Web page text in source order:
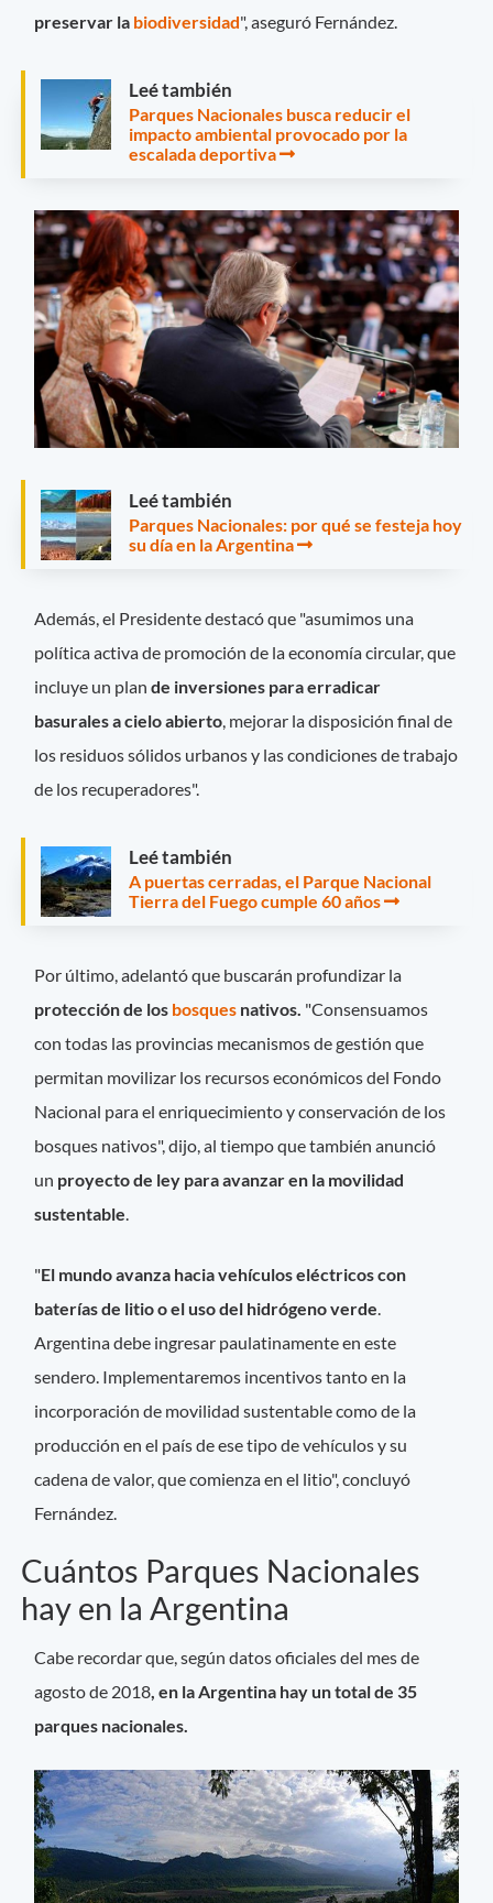
preservar la biodiversidad", aseguró Fernández.
Leé también
Parques Nacionales busca reducir el
impacto ambiental provocado por la
escalada deportiva
Leé también
Parques Nacionales: por qué se festeja hoy
su día en la Argentina
Además, el Presidente destacó que "asumimos una
política activa de promoción de la economía circular, que
incluye un plande inversiones para erradicar
basurales a cielo abierto , mejorar la disposición final de
los residuos sólidos urbanos y las condiciones de trabajo
de los recuperadores".
Leé también
A puertas cerradas, el Parque Nacional
Tierra del Fuego cumple 60 años
Por último, adelantó que buscarán profundizar la
protección de los bosques nativos. "Consensuamos
con todas las provincias mecanismos de gestión que
permitan movilizar los recursos económicos del Fondo
Nacional para el enriquecimiento y conservación de los
bosques nativos", dijo, al tiempo que también anunció
un proyecto de ley para avanzar en la movilidad
sustentable.
"El mundo avanza hacia vehículos eléctricos con
baterías de litio o el uso del hidrógeno verde.
Argentina debe ingresar paulatinamente en este
sendero. Implementaremos incentivos tanto en la
incorporación de movilidad sustentable como de la
producción en el país de ese tipo de vehículos y su
cadena de valor, que comienza en el litio", concluyó
Fernández.
Cuántos Parques Nacionales
hay en la Argentina
Cabe recordar que, según datos oficiales del mes de
agosto de 2018, en la Argentina hay un total de 35
parques nacionales.